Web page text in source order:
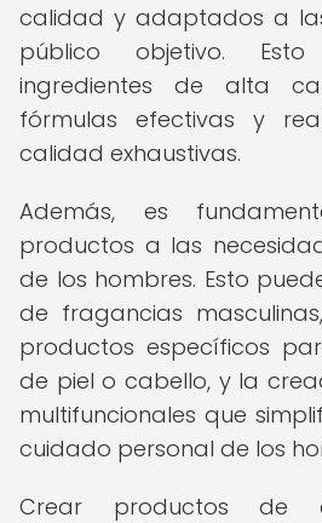
calidad y adaptados a
público objetivo.
ingredientes de alta
fórmulas efectivas y
calidad exhaustivas.
Además, es
productos a las
de los hombres. Esto
de fragancias
productos específicos
de piel o cabello, y la
multifuncionales que
cuidado personal de los
Crear productos